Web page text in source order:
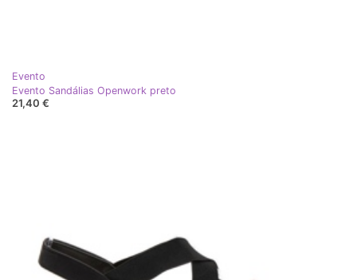
Evento
Evento Sandálias Openwork preto
21,40 €